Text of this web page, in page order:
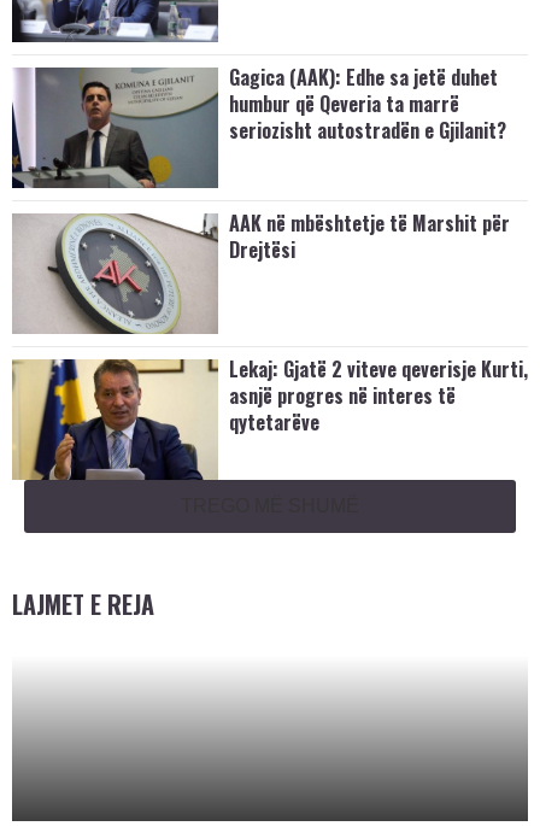
Gagica (AAK): Edhe sa jetë duhet
humbur që Qeveria ta marrë
seriozisht autostradën e Gjilanit?
AAK në mbështetje të Marshit për
Drejtësi
Lekaj: Gjatë 2 viteve qeverisje Kurti,
asnjë progres në interes të
qytetarëve
LAJMET E REJA